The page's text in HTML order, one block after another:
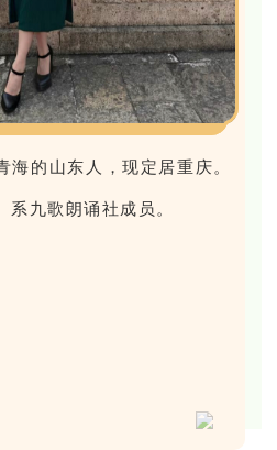
海的山东人，现定居重庆。
系九歌朗诵社成员。